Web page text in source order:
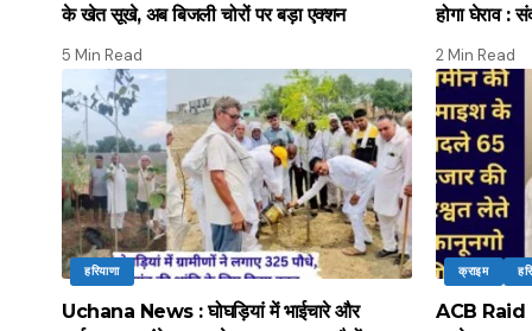
के खेत सूखे, अब बिजली चोरों पर बड़ा एक्शन
5 Min Read
होगा घेराव :
2 Min Read
हरियाणा
Uchana News : घोघड़ियां में भाईचारे और
क्राइम
ACB Raid :